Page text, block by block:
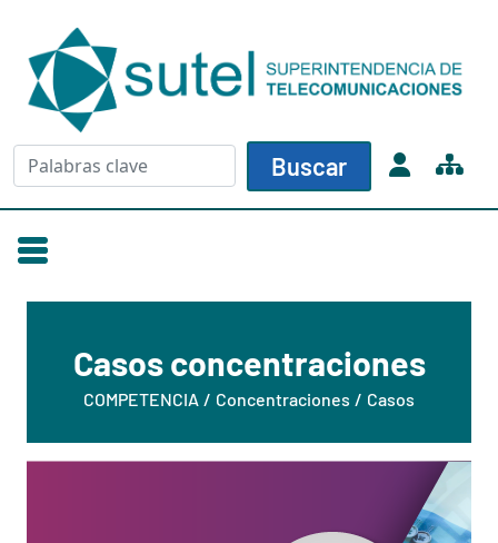
Buscar Buscar
Casos concentraciones
COMPETENCIA Concentraciones Casos